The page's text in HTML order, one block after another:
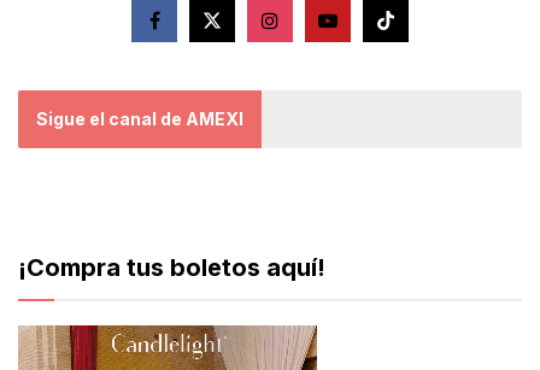
Sigue el canal de AMEXI
¡Compra tus boletos aquí!